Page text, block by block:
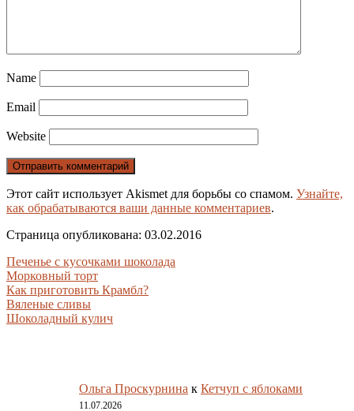
Name
Email
Website
Этот сайт использует Akismet для борьбы со спамом. Узнайте,
как обрабатываются ваши данные комментариев.
Страница опубликована: 03.02.2016
Печенье с кусочками шоколада
Морковный торт
Как приготовить Крамбл?
Вяленые сливы
Шоколадный кулич
Ольга Проскурнина к Кетчуп с яблоками
11.07.2026